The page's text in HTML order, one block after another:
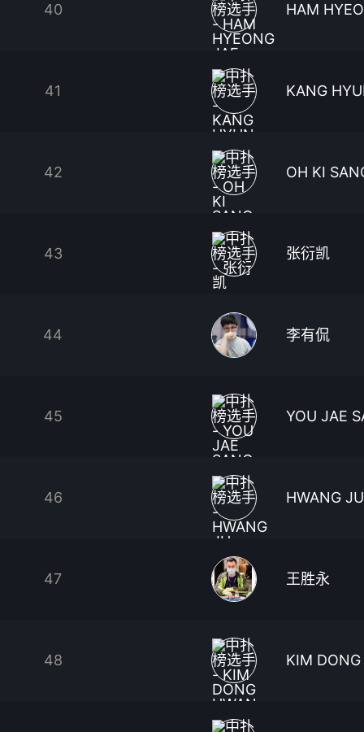
40 HAM
41 KANG
42 OH KI
43 张衍凯
44 李有侃
45 YOU JAE
46 HWANG
47 王胜永
48 KIM